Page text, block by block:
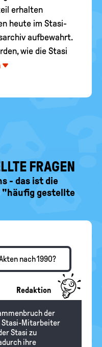
erhalten
heute im Stasi-
aufbewahrt.
wie die Stasi
FRAGEN
- das ist die
"häufig gestellte
nach 1990?
Redaktion
der
Stasi-Mitarbeiter
Stasi zu
ihre